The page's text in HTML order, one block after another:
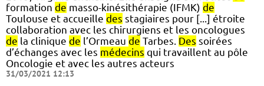
formation de masso-kinésithérapie (IFMK) de
Toulouse et accueille des stagiaires pour [...] étroite
collaboration avec les chirurgiens et les oncologues
de la clinique de l’Ormeau de Tarbes. Des soirées
d’échanges avec les médecins qui travaillent au pôle
Oncologie et avec les autres acteurs
31/03/2021 12:13